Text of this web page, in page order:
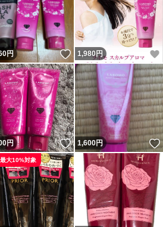
！
円 いいね！
1,980円
ね！
円 いいね！
1,600円
最大10%対象